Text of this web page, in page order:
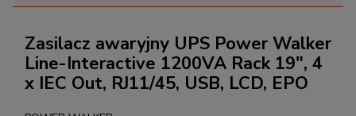
Zasilacz awaryjny UPS Power Walker
Line-Interactive 1200VA Rack 19", 4
x IEC Out, RJ11/45, USB, LCD, EPO